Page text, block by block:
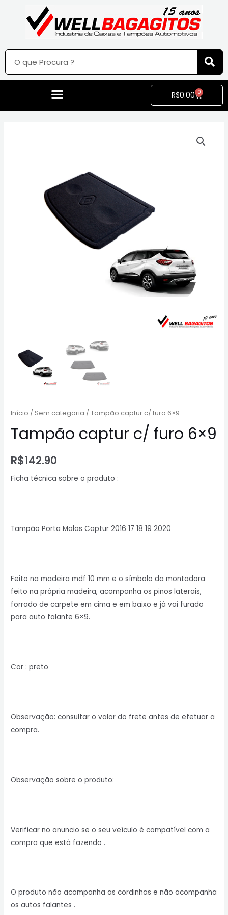
R$0.00 0
Início / Sem categoria / Tampão captur c/ furo 6×9
Tampão captur c/ furo 6×9
R$142.90
Ficha técnica sobre o produto :
Tampão Porta Malas Captur 2016 17 18 19 2020
Feito na madeira mdf 10 mm e o símbolo da montadora
feito na própria madeira, acompanha os pinos laterais,
forrado de carpete em cima e em baixo e já vai furado
para auto falante 6×9.
Cor : preto
Observação: consultar o valor do frete antes de efetuar a
compra.
Observação sobre o produto:
Verificar no anuncio se o seu veículo é compatível com a
compra que está fazendo .
O produto não acompanha as cordinhas e não acompanha
os autos falantes .